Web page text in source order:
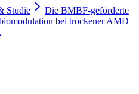
Studie
Die BMBF-geförderte
bei trockener AMD